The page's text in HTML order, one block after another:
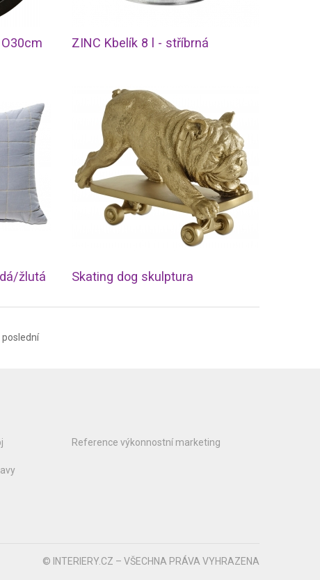
ZINC Kbelík 8 l - stříbrná
žlutá Skating dog skulptura
poslední
Reference výkonnostní marketing
© INTERIERY.CZ – VŠECHNA PRÁVA VYHRAZENA